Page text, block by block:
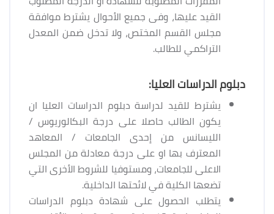
القيد عليها، وفى جميع الأحوال يشترط موافقة
مجلس القسم المختص، ولا تدخل ضمن المعدل
التراكمي للطالب.
دبلوم الدراسات العليا:
يشترط للقيد لدراسة دبلوم الدراسات العليا ان
يكون الطالب حاصلا على درجة البكالوريوس /
الليسانس من إحدى الجامعات / المعاهد
المعترف بها او على درجة معادلة من المجلس
الاعلى للجامعات، ومستوفيا للشروط الأخرى التي
تضعها الكلية في لائحتها الداخلية.
يتطلب الحصول على شهادة دبلوم الدراسات